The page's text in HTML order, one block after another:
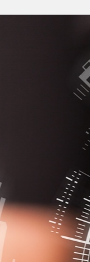
Anmelden